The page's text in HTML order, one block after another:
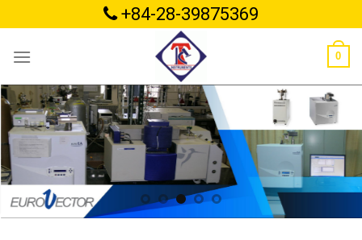
to
content
+84-28-39875369
0